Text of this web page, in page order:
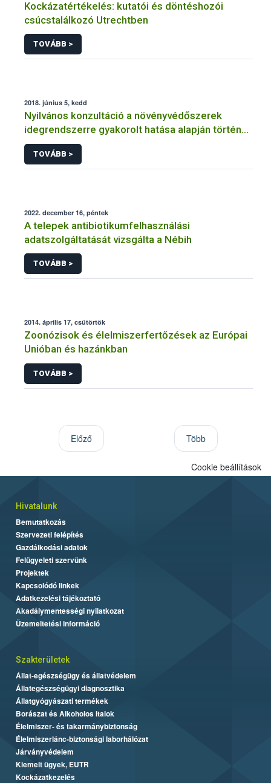
Kockázatértékelés: kutatói és döntéshozói
csúcstalálkozó Utrechtben
TOVÁBB >
2018. június 5, kedd
Nyilvános konzultáció a növényvédőszerek
idegrendszerre gyakorolt hatása alapján történő
kumulatív értékelésére vonatkozóan
TOVÁBB >
2022. december 16, péntek
A telepek antibiotikumfelhasználási
adatszolgáltatását vizsgálta a Nébih
TOVÁBB >
2014. április 17, csütörtök
Zoonózisok és élelmiszerfertőzések az Európai
Unióban és hazánkban
TOVÁBB >
Előző Több
Cookie beállítások
Hivatalunk
Bemutatkozás
Szervezeti felépítés
Gazdálkodási adatok
Felügyeleti szervünk
Projektek
Kapcsolódó linkek
Adatkezelési tájékoztató
Akadálymentességi nyilatkozat
Üzemeltetési információ
Szakterületek
Állat-egészségügy és állatvédelem
Állategészségügyi diagnosztika
Állatgyógyászati termékek
Borászat és Alkoholos Italok
Élelmiszer- és takarmánybiztonság
Élelmiszerlánc-biztonsági laborhálózat
Járványvédelem
Kiemelt ügyek, EUTR
Kockázatkezelés